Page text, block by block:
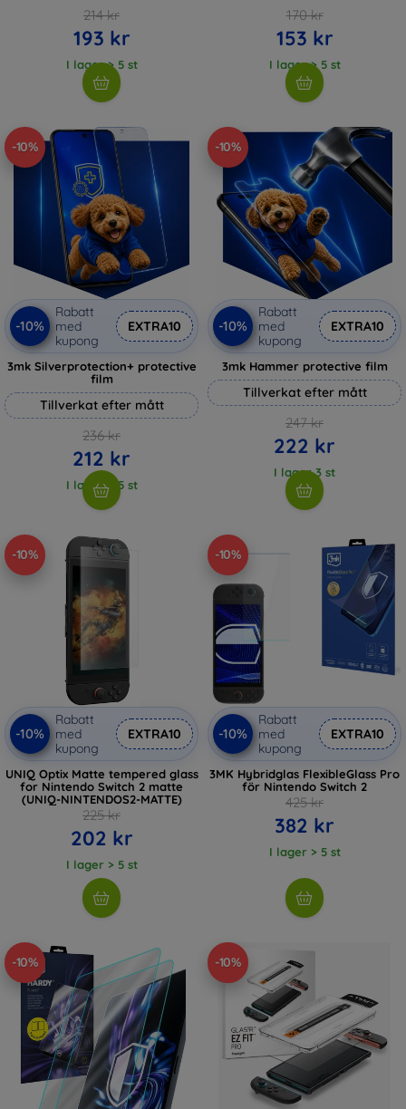
214 kr
193 kr
I lager > 5 st
170 kr
153 kr
I lager > 5 st
-10%
-10%
Rabatt
med
kupong
EXTRA10
3mk Silverprotection+ protective
film
Tillverkat efter mått
236 kr
212 kr
I lager > 5 st
-10%
-10%
Rabatt
med
kupong
EXTRA10
3mk Hammer protective film
Tillverkat efter mått
247 kr
222 kr
I lager 3 st
-10%
-10%
Rabatt
med
kupong
EXTRA10
UNIQ Optix Matte tempered glass
for Nintendo Switch 2 matte
(UNIQ-NINTENDOS2-MATTE)
225 kr
202 kr
I lager > 5 st
-10%
-10%
Rabatt
med
kupong
EXTRA10
3MK Hybridglas FlexibleGlass Pro
för Nintendo Switch 2
425 kr
382 kr
I lager > 5 st
-10% -10%